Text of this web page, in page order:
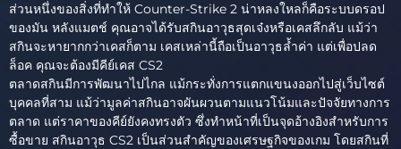
ส่วนหนึ่งของสิ่งที่ทำให้ Counter-Strike 2 น่าหลงใหลก็คือระบบดรอป
ของมัน หลังแมตช์ คุณอาจได้รับสกินอาวุธสุดเจ๋งหรือเคสลึกลับ แม้ว่า
สกินจะหายากกว่าเคสก็ตาม เคสเหล่านี้ถือเป็นอาวุธล้ำค่า แต่เพื่อปลด
ล็อค คุณจะต้องมีคีย์เคส CS2
ตลาดสกินมีการพัฒนาไปไกล แม้กระทั่งการแตกแขนงออกไปสู่เว็บไซต์
บุคคลที่สาม แม้ว่ามูลค่าสกินอาจผันผวนตามแนวโน้มและปัจจัยทางการ
ตลาด แต่ราคาของคีย์ยังคงทรงตัว ซึ่งทำหน้าที่เป็นจุดอ้างอิงสำหรับการ
ซื้อขาย สกินอาวุธ CS2 เป็นส่วนสำคัญของเศรษฐกิจของเกม โดยสกินที่